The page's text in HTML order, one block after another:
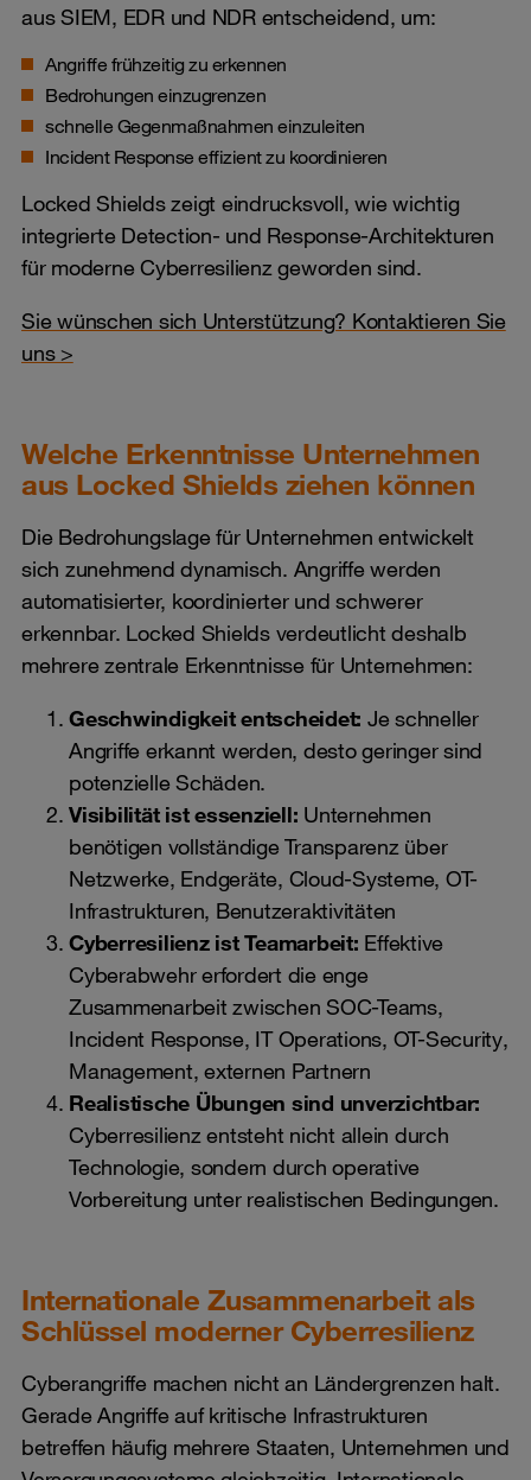
aus SIEM, EDR und NDR entscheidend, um:
Angriffe frühzeitig zu erkennen
Bedrohungen einzugrenzen
schnelle Gegenmaßnahmen einzuleiten
Incident Response effizient zu koordinieren
Locked Shields zeigt eindrucksvoll, wie wichtig
integrierte Detection- und Response-Architekturen
für moderne Cyberresilienz geworden sind.
Sie wünschen sich Unterstützung? Kontaktieren Sie
uns >
Welche Erkenntnisse Unternehmen
aus Locked Shields ziehen können
Die Bedrohungslage für Unternehmen entwickelt
sich zunehmend dynamisch. Angriffe werden
automatisierter, koordinierter und schwerer
erkennbar. Locked Shields verdeutlicht deshalb
mehrere zentrale Erkenntnisse für Unternehmen:
Geschwindigkeit entscheidet: Je schneller
Angriffe erkannt werden, desto geringer sind
potenzielle Schäden.
Visibilität ist essenziell: Unternehmen
benötigen vollständige Transparenz über
Netzwerke, Endgeräte, Cloud-Systeme, OT-
Infrastrukturen, Benutzeraktivitäten
Cyberresilienz ist Teamarbeit: Effektive
Cyberabwehr erfordert die enge
Zusammenarbeit zwischen SOC-Teams,
Incident Response, IT Operations, OT-Security,
Management, externen Partnern
Realistische Übungen sind unverzichtbar:
Cyberresilienz entsteht nicht allein durch
Technologie, sondern durch operative
Vorbereitung unter realistischen Bedingungen.
Internationale Zusammenarbeit als
Schlüssel moderner Cyberresilienz
Cyberangriffe machen nicht an Ländergrenzen halt.
Gerade Angriffe auf kritische Infrastrukturen
betreffen häufig mehrere Staaten, Unternehmen und